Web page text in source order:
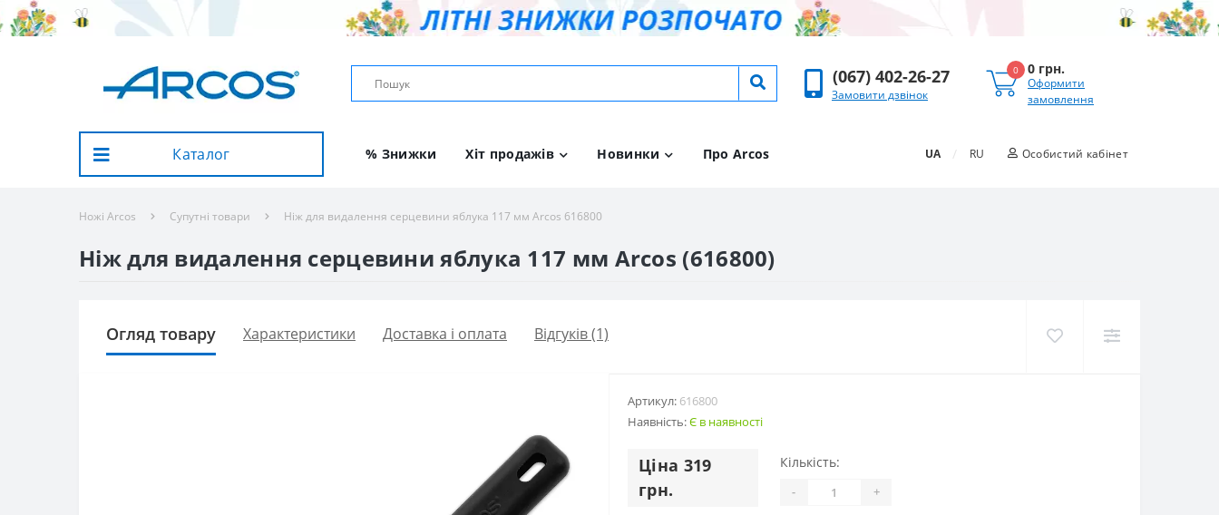
(067) 402-26-27
Замовити дзвінок
0 0 грн.
Оформити
замовлення
Каталог % Знижки Хіт продажів Новинки Про Arcos UA / RU Особистий кабінет
Ножі Arcos Супутні товари Ніж для видалення серцевини яблука 117 мм Arcos 616800
Ніж для видалення серцевини яблука 117 мм Arcos (616800)
Огляд товару Характеристики Доставка і оплата Відгуків (1)
Артикул: 616800
Наявність:Є в наявності
Цiна 319
грн.
Кількість:
- +